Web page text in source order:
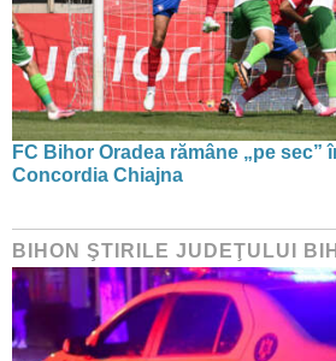
FC Bihor Oradea rămâne „pe sec”
Concordia Chiajna
BIHON ŞTIRILE JUDEŢULUI